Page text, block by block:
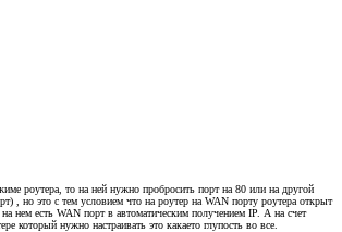
роутера, то на ней нужно пробросить порт на 80 или на другой
, но это с тем условием что на роутер на WAN порту роутера открыт
нем есть WAN порт в автоматическим получением IP. А на счет
который нужно настраивать это какаето глупость во все.